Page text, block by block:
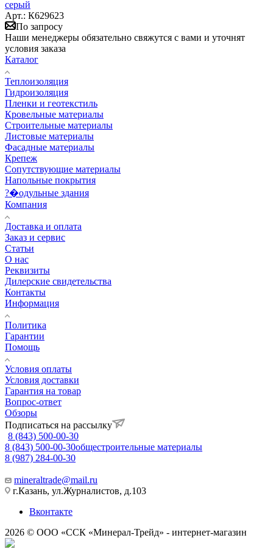
серый
Арт.: К629623
По запросу
Наши менеджеры обязательно свяжутся с вами и уточнят
условия заказа
Каталог
Теплоизоляция
Гидроизоляция
Пленки и геотекстиль
Кровельные материалы
Строительные материалы
Листовые материалы
Фасадные материалы
Крепеж
Сопутствующие материалы
Напольные покрытия
?�одульные здания
Компания
Доставка и оплата
Заказ и сервис
Статьи
О нас
Реквизиты
Дилерские свидетельства
Контакты
Информация
Политика
Гарантии
Помощь
Условия оплаты
Условия доставки
Гарантия на товар
Вопрос-ответ
Обзоры
Подписаться на рассылку
8 (843) 500-00-30
8 (843) 500-00-30общестроительные материалы
8 (987) 284-00-30
mineraltrade@mail.ru
г.Казань, ул.Журналистов, д.103
Вконтакте
2026 © ООО «ССК «Минерал-Трейд» - интернет-магазин